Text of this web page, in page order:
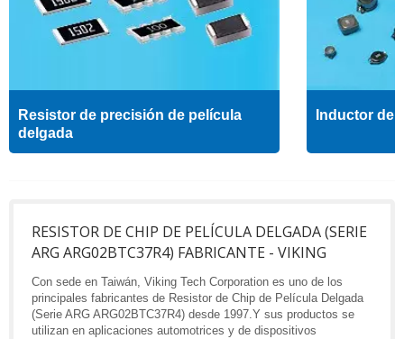
Resistor de precisión de película
delgada
Inductor de
RESISTOR DE CHIP DE PELÍCULA DELGADA (SERIE
ARG ARG02BTC37R4) FABRICANTE - VIKING
Con sede en Taiwán, Viking Tech Corporation es uno de los
principales fabricantes de Resistor de Chip de Película Delgada
(Serie ARG ARG02BTC37R4) desde 1997.Y sus productos se
utilizan en aplicaciones automotrices y de dispositivos